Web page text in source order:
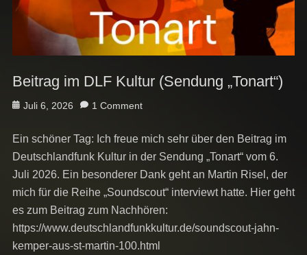
Beitrag im DLF Kultur (Sendung „Tonart“)
Posted
Juli 6, 2026 1 Comment
Ein schöner Tag: Ich freue mich sehr über den Beitrag im
Deutschlandfunk Kultur in der Sendung „Tonart“ vom 6.
Juli 2026. Ein besonderer Dank geht an Martin Risel, der
mich für die Reihe „Soundscout“ interviewt hatte. Hier geht
es zum Beitrag zum Nachhören:
https://www.deutschlandfunkkultur.de/soundscout-jahn-
kemper-aus-st-martin-100.html